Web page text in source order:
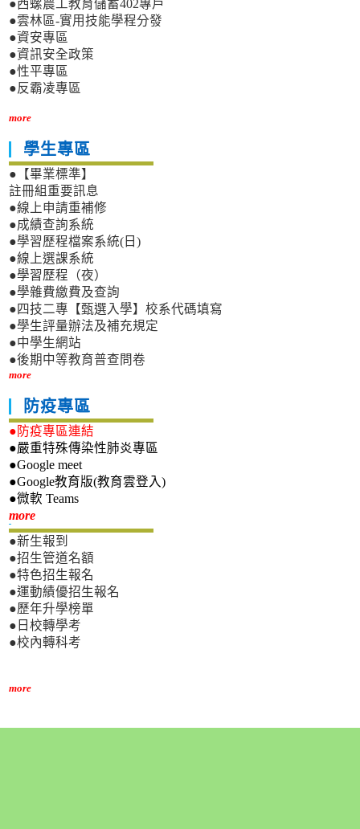
●西螺農工教育儲蓄402專戶
●雲林區-實用技能學程分發
●資安專區
●資訊安全政策
●性平專區
●反霸凌專區
more
學生專區
●【畢業標準】
註冊組重要訊息
●線上申請重補修
●成績查詢系統
●學習歷程檔案系統(日)
●線上選課系統
●學習歷程（夜）
●學雜費繳費及查詢
●四技二專【甄選入學】校系代碼填寫
●學生評量辦法及補充規定
●中學生網站
●後期中等教育普查問卷
more
防疫專區
●防疫專區連結
●嚴重特殊傳染性肺炎專區
●Google meet
●Google教育版(教育雲登入)
●微軟 Teams
more新生專區
●新生報到
●招生管道名額
●特色招生報名
●運動績優招生報名
●歷年升學榜單
●日校轉學考
●校內轉科考
more